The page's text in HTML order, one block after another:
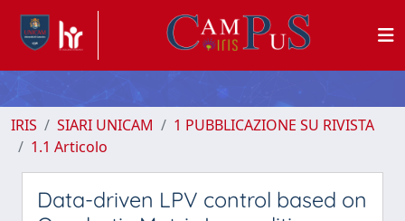
IRIS SIARI UNICAM
1 PUBBLICAZIONE SU RIVISTA
1.1 Articolo
Data-driven LPV control based on